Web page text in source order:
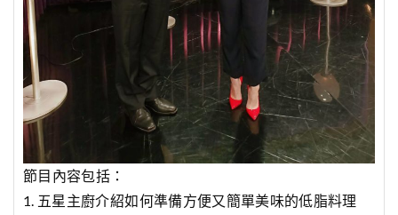
節目內容包括：
1. 五星主廚介紹如何準備方便又簡單美味的低脂料理